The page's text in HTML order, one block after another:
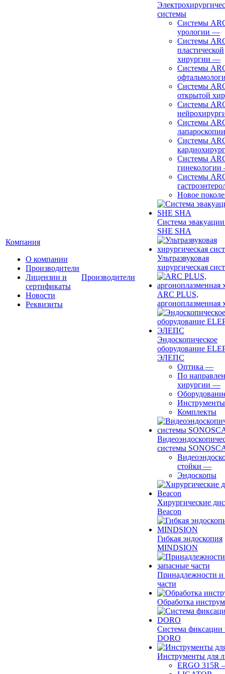
Компания
О компании
Производители
Лицензии и
сертификаты
Новости
Реквизиты
Производители
системы
Системы
урологии —
Системы
пластической
хирургии —
Системы
Системы
открытой
Системы
Системы
лапароскопии
Системы
Системы
гинекологии
Системы
Новое
Система
SHE SHA
Ультразвуковая
хирургическая
ARC PLUS,
аргоноплазменная
Эндоскопическое
оборудование
ЭЛЕПС
Оптика —
По
хирургии —
Инструменты
Комплекты
системы
стойки —
Эндоскопы
Хирургические
Beacon
Гибкая эндоскопия
MINDSION
Принадлежности и
части
Обработка
Система фиксации
DORO
Инструменты для
ERGO 315R